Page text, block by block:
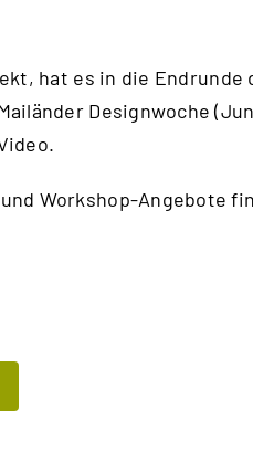
hat es in die Endrunde
Designwoche
.
Workshop-Angebote